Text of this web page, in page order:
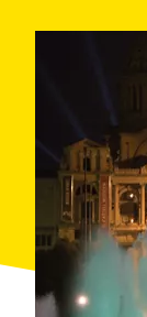
en 1954. En
La
Olímpicos de
insuficiente y
profunda
El lago tiene
una
cinco grupos
un caudal